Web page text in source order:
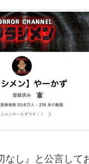
なし』と公言して